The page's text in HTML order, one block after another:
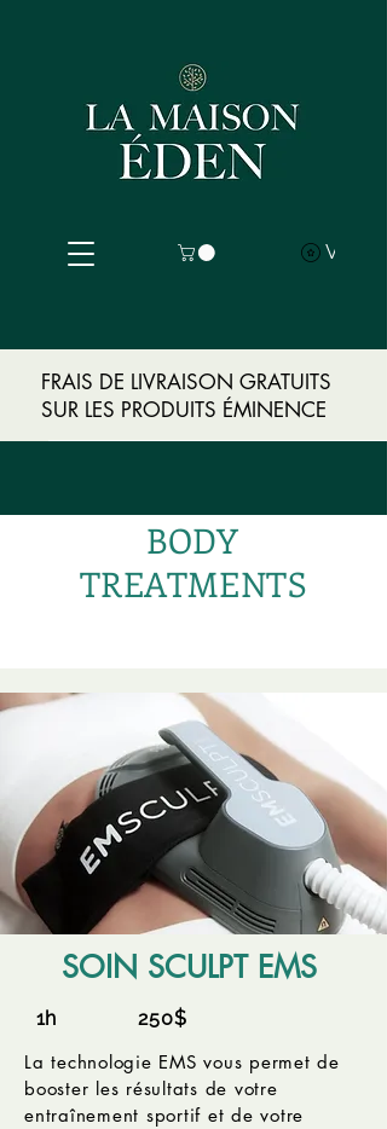
FRAIS DE LIVRAISON GRATUITS
SUR LES PRODUITS ÉMINENCE
BODY
TREATMENTS
SOIN SCULPT EMS
1h 250$
La technologie EMS vous permet de
booster les résultats de votre
entraînement sportif et de votre